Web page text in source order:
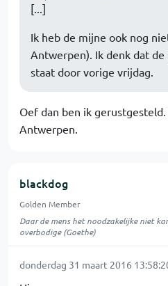
[...]
Ik heb de mijne ook nog
Antwerpen). Ik denk dat
staat door vorige vrijdag.
Oef dan ben ik
Antwerpen.
blackdog
Golden Member
Daar de mens het noodzakelijke niet
overbodige (Goethe)
donderdag 31 maart 2016